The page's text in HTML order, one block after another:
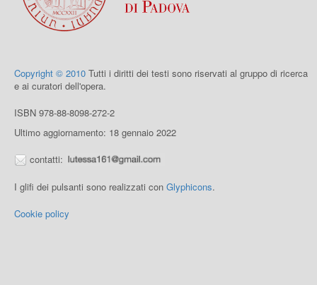
Copyright © 2010 Tutti i diritti dei testi sono riservati al gruppo di ricerca
e ai curatori dell'opera.
ISBN 978-88-8098-272-2
Ultimo aggiornamento: 18 gennaio 2022
contatti:
I glifi dei pulsanti sono realizzati con Glyphicons.
Cookie policy